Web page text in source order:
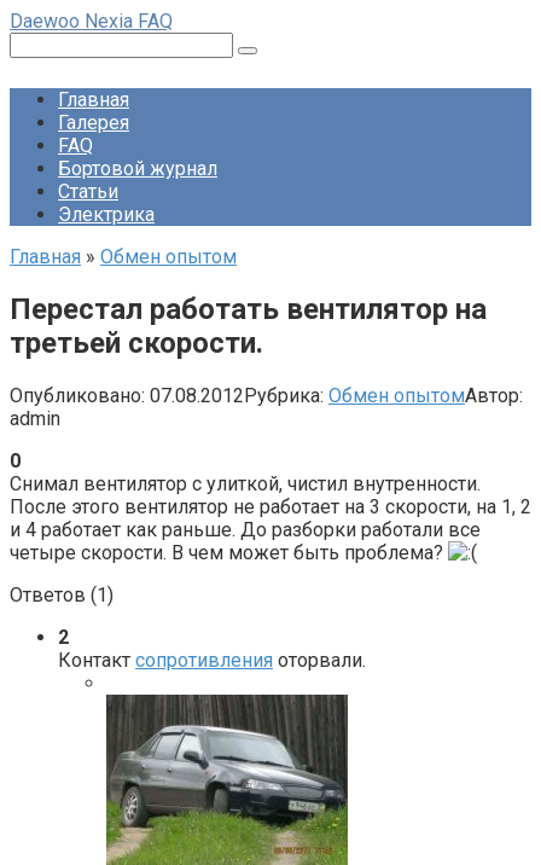
Перейти
контенту
Daewoo Nexia FAQ
Главная
Галерея
FAQ
Бортовой журнал
Статьи
Электрика
Главная » Обмен опытом
Перестал работать вентилятор на
третьей скорости.
Опубликовано: 07.08.2012Рубрика: Обмен опытомАвтор:
admin
0
Снимал вентилятор с улиткой, чистил внутренности.
После этого вентилятор не работает на 3 скорости, на 1, 2
и 4 работает как раньше. До разборки работали все
четыре скорости. В чем может быть проблема?
Ответов (1)
2
Контакт сопротивления оторвали.